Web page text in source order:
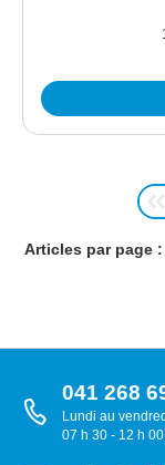
Articles par page :
041 268
Lundi au
07 h 30 - 12 h